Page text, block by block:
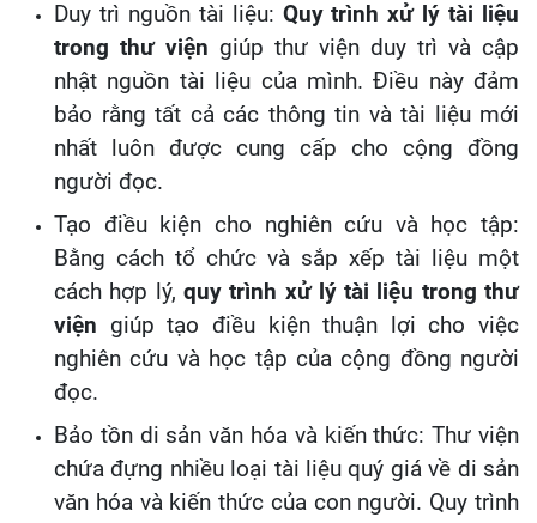
Duy trì nguồn tài liệu: Quy trình xử lý tài liệu
trong thư viện giúp thư viện duy trì và cập
nhật nguồn tài liệu của mình. Điều này đảm
bảo rằng tất cả các thông tin và tài liệu mới
nhất luôn được cung cấp cho cộng đồng
người đọc.
Tạo điều kiện cho nghiên cứu và học tập:
Bằng cách tổ chức và sắp xếp tài liệu một
cách hợp lý, quy trình xử lý tài liệu trong thư
viện giúp tạo điều kiện thuận lợi cho việc
nghiên cứu và học tập của cộng đồng người
đọc.
Bảo tồn di sản văn hóa và kiến thức: Thư viện
chứa đựng nhiều loại tài liệu quý giá về di sản
văn hóa và kiến thức của con người. Quy trình